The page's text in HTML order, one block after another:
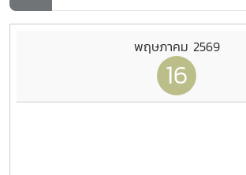
พฤษภาคม 2569
16